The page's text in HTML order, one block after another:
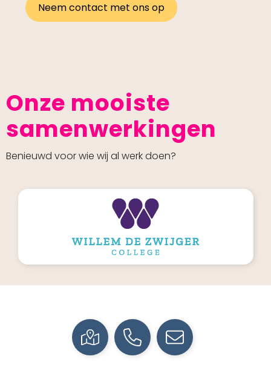
Neem contact met ons op
Onze mooiste
samenwerkingen
Benieuwd voor wie wij al werk doen?